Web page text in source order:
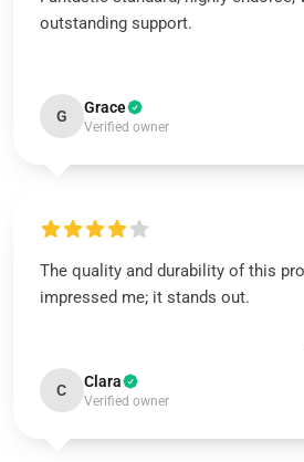
outstanding support.
G Grace
Verified owner
The quality and durability of this
impressed me; it stands out.
C Clara
Verified owner